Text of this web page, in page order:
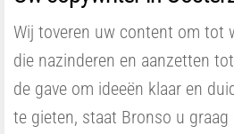
Wij toveren uw content om tot
die nazinderen en aanzetten
de gave om ideeën klaar en
te gieten, staat Bronso u